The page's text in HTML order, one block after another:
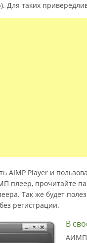
Для таких
AIMP Player и
плеер, прочитайте
Так же будет
регистрации.
В
АИМП